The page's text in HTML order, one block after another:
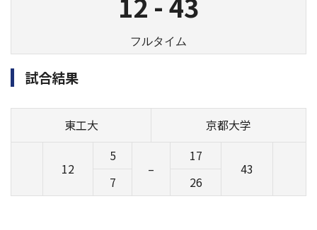
フルタイム
試合結果
東工大 京都大学
12
5
–
17
43
7 26